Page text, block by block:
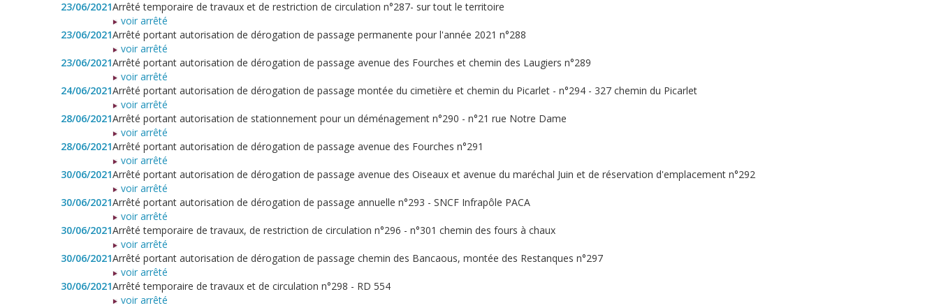
23/06/2021Arrêté temporaire de travaux et de restriction de circulation n°287- sur tout le territoire
voir arrêté
23/06/2021Arrêté portant autorisation de dérogation de passage permanente pour l'année 2021 n°288
voir arrêté
23/06/2021Arrêté portant autorisation de dérogation de passage avenue des Fourches et chemin des Laugiers n°289
voir arrêté
24/06/2021Arrêté portant autorisation de dérogation de passage montée du cimetière et chemin du Picarlet - n°294 - 327 chemin du Picarlet
voir arrêté
28/06/2021Arrêté portant autorisation de stationnement pour un déménagement n°290 - n°21 rue Notre Dame
voir arrêté
28/06/2021Arrêté portant autorisation de dérogation de passage avenue des Fourches n°291
voir arrêté
30/06/2021Arrêté portant autorisation de dérogation de passage avenue des Oiseaux et avenue du maréchal Juin et de réservation d'emplacement n°292
voir arrêté
30/06/2021Arrêté portant autorisation de dérogation de passage annuelle n°293 - SNCF Infrapôle PACA
voir arrêté
30/06/2021Arrêté temporaire de travaux, de restriction de circulation n°296 - n°301 chemin des fours à chaux
voir arrêté
30/06/2021Arrêté portant autorisation de dérogation de passage chemin des Bancaous, montée des Restanques n°297
voir arrêté
30/06/2021Arrêté temporaire de travaux et de circulation n°298 - RD 554
voir arrêté